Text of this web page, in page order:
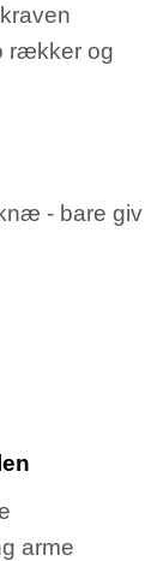
rækker og
- bare giv
arme